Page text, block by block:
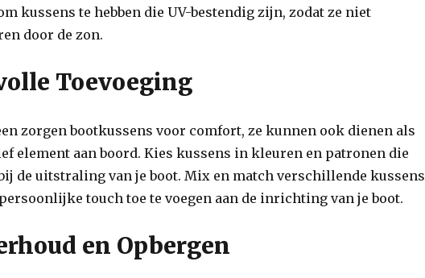
kussens te hebben die UV-bestendig zijn, zodat ze niet
door de zon.
Toevoeging
zorgen bootkussens voor comfort, ze kunnen ook dienen als
element aan boord. Kies kussens in kleuren en patronen die
de uitstraling van je boot. Mix en match verschillende kussens
touch toe te voegen aan de inrichting van je boot.
en Opbergen